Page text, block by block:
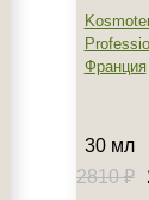
Франция
30 мл
2810 ₽